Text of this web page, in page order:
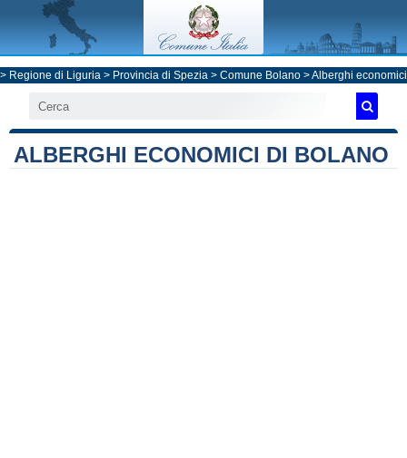
> Regione di Liguria > Provincia di Spezia > Comune Bolano > Alberghi economici
ALBERGHI ECONOMICI DI BOLANO